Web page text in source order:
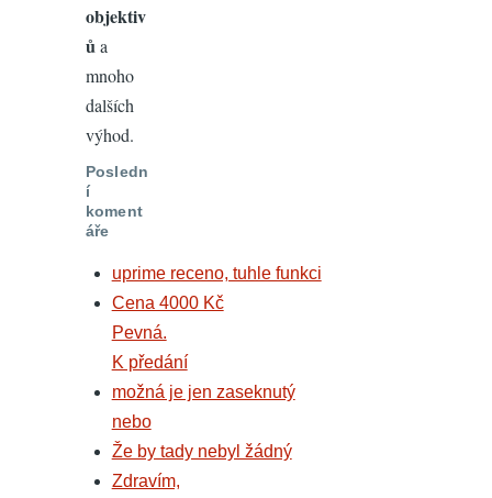
objektiv
ů a
mnoho
dalších
výhod.
Posledn
í
koment
áře
uprime receno, tuhle funkci
Cena 4000 Kč
Pevná.
K předání
možná je jen zaseknutý
nebo
Že by tady nebyl žádný
Zdravím,